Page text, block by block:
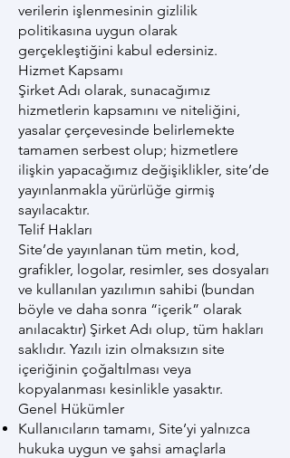
verilerin işlenmesinin gizlilik
politikasına uygun olarak
gerçekleştiğini kabul edersiniz.
Hizmet Kapsamı
Şirket Adı olarak, sunacağımız
hizmetlerin kapsamını ve niteliğini,
yasalar çerçevesinde belirlemekte
tamamen serbest olup; hizmetlere
ilişkin yapacağımız değişiklikler, site’de
yayınlanmakla yürürlüğe girmiş
sayılacaktır.
Telif Hakları
Site’de yayınlanan tüm metin, kod,
grafikler, logolar, resimler, ses dosyaları
ve kullanılan yazılımın sahibi (bundan
böyle ve daha sonra “içerik” olarak
anılacaktır) Şirket Adı olup, tüm hakları
saklıdır. Yazılı izin olmaksızın site
içeriğinin çoğaltılması veya
kopyalanması kesinlikle yasaktır.
Genel Hükümler
Kullanıcıların tamamı, Site’yi yalnızca
hukuka uygun ve şahsi amaçlarla